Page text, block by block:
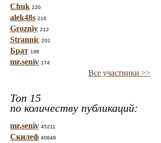
Chuk 220
alek48s 216
Grozniy 212
Strannic 202
Брат 198
mr.seniv 174
Все участники >>
Топ 15
по количеству публикаций:
mr.seniv 45211
Скилеф 40848